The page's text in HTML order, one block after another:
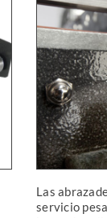
Las
servicio